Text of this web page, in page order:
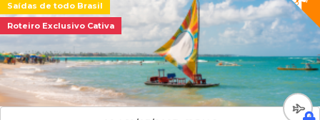
Saídas de todo Brasil
Roteiro Exclusivo Cativa